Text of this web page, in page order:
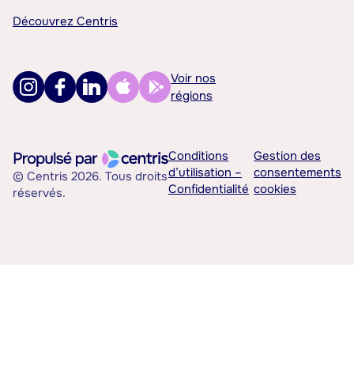
Découvrez Centris
Voir nos
régions
© Centris 2026. Tous droits
réservés.
Conditions
d’utilisation –
Confidentialité
Gestion des
consentements
cookies